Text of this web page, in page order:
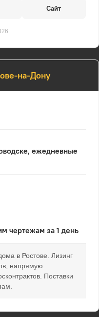
на-Дону
ежедневные
чертежам за 1 день
в Ростове. Лизинг
напрямую.
Поставки
Сайт